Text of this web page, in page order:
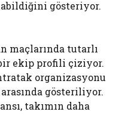
gösteriyor.
maçlarında tutarlı
ekip profili çiziyor.
organizasyonu
gösteriliyor.
takımın daha